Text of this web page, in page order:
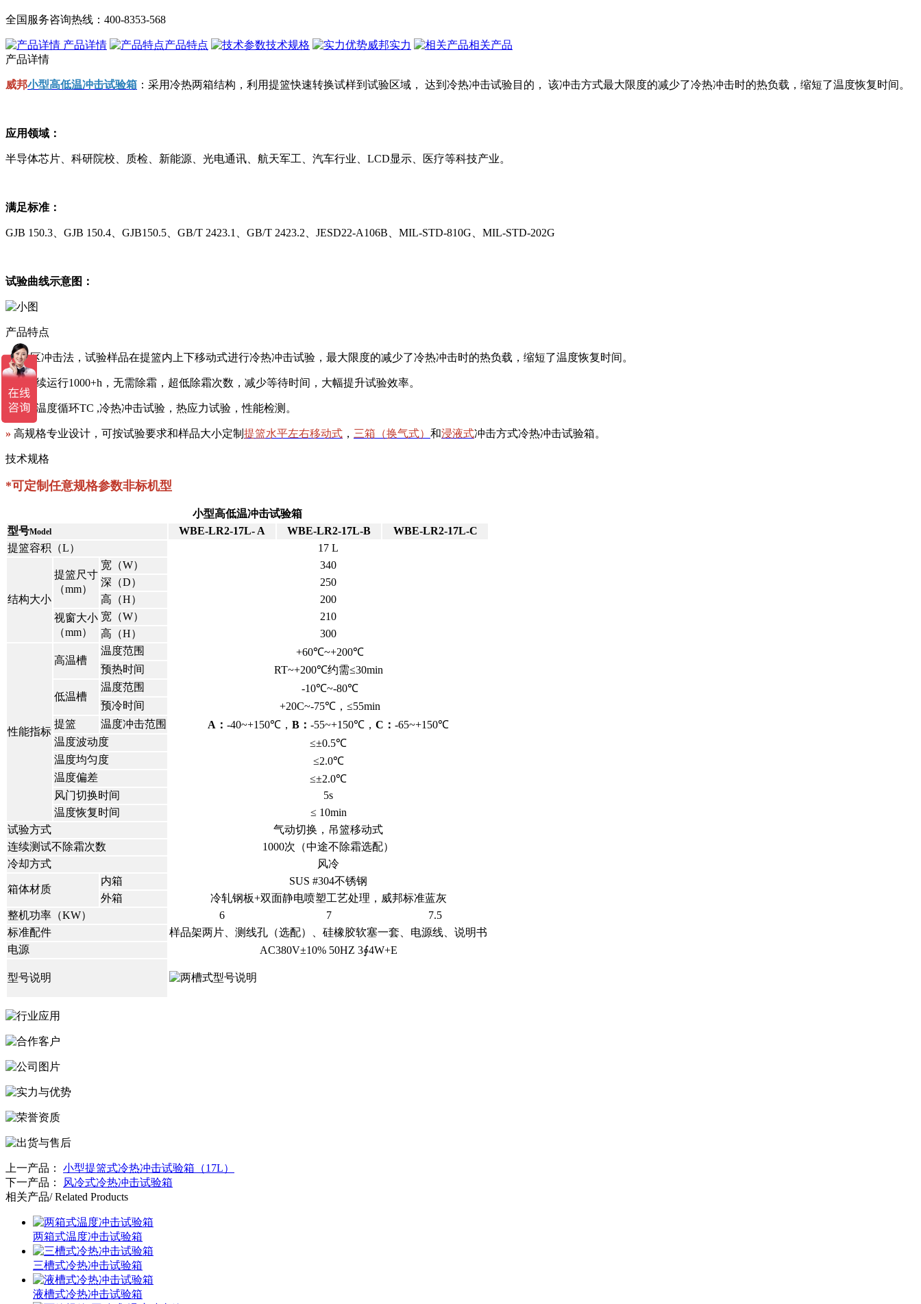
全国服务咨询热线： 400-8353-568
产品详情 产品特点 技术规格 威邦实力
相关产品
产品详情
威邦小型高低温冲击试验箱 ：采用冷热两箱结构，利用提篮快速转换试样到试验区域， 达到冷热冲击试验目的， 该冲击方式最大限度的减少了冷热冲击时的热负载，缩短了温度恢复时间。
应用领域：
半导体芯片、科研院校、质检、新能源、光电通讯、航天军工、汽车行业、LCD显示、医疗等科技产业。
满足标准：
GJB 150.3、GJB 150.4、GJB150.5、GB/T 2423.1、GB/T 2423.2、JESD22-A106B、MIL-STD-810G、MIL-STD-202G
试验曲线示意图：
产品特点
»2温区冲击法，试验样品在提篮内上下移动式进行冷热冲击试验，最大限度的减少了冷热冲击时的热负载，缩短了温度恢复时间。
可连续运行1000+h，无需除霜，超低除霜次数，减少等待时间，大幅提升试验效率。
»符合温度循环TC ,冷热冲击试验，热应力试验，性能检测。
» 高规格专业设计，可按试验要求和样品大小定制 提篮水平左右移动式 ， 三箱（换气式） 和浸液式冲击方式冷热冲击试验箱。
技术规格
*可定制任意规格参数非标机型
小型高低温冲击试验箱
型号Model WBE-LR2-17L- A WBE-LR2-17L-B
WBE-LR2-17L-C
提篮容积（L）
17 L
结构大小
提篮尺寸
（mm）
宽（W）
340
深（D）
250
高（H）
200
视窗大小
（mm）
宽（W）
210
高（H）
300
性能指标
高温槽
温度范围
+60℃~+200℃
预热时间
RT~+200℃约需≤30min
低温槽
温度范围
-10℃~-80℃
预冷时间
+20C~-75℃，≤55min
提篮
温度冲击范围 A： -40~+150℃， B： -55~+150℃， C： -65~+150℃
温度波动度
≤±0.5℃
温度均匀度
≤2.0℃
温度偏差
≤±2.0℃
风门切换时间
5s
温度恢复时间
≤ 10min
试验方式
气动切换，吊篮移动式
连续测试不除霜次数
1000次（中途不除霜选配）
冷却方式
风冷
箱体材质
内箱
SUS #304不锈钢
外箱
冷轧钢板+双面静电喷塑工艺处理，威邦标准蓝灰
整机功率（KW）
6 7
7.5
标准配件
样品架两片、测线孔（选配）、硅橡胶软塞一套、电源线、说明书
电源
AC380V±10% 50HZ 3∮4W+E
型号说明
上一产品： 小型提篮式冷热冲击试验箱（17L）
下一产品：
风冷式冷热冲击试验箱
相关产品/ Related Products
两箱式温度冲击试验箱
三槽式冷热冲击试验箱
液槽式冷热冲击试验箱